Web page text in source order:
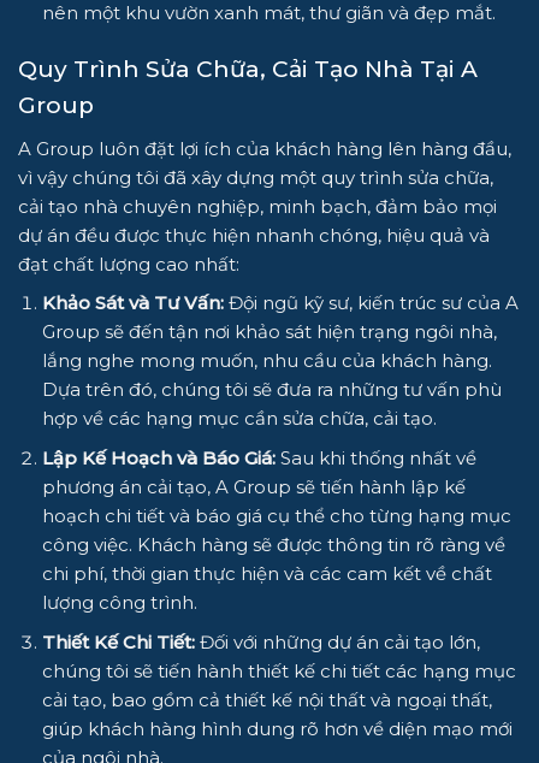
nên một khu vườn xanh mát, thư giãn và đẹp mắt.
Quy Trình Sửa Chữa, Cải Tạo Nhà Tại A
Group
A Group luôn đặt lợi ích của khách hàng lên hàng đầu,
vì vậy chúng tôi đã xây dựng một quy trình sửa chữa,
cải tạo nhà chuyên nghiệp, minh bạch, đảm bảo mọi
dự án đều được thực hiện nhanh chóng, hiệu quả và
đạt chất lượng cao nhất:
Khảo Sát và Tư Vấn:Đội ngũ kỹ sư, kiến trúc sư của A
Group sẽ đến tận nơi khảo sát hiện trạng ngôi nhà,
lắng nghe mong muốn, nhu cầu của khách hàng.
Dựa trên đó, chúng tôi sẽ đưa ra những tư vấn phù
hợp về các hạng mục cần sửa chữa, cải tạo.
Lập Kế Hoạch và Báo Giá:Sau khi thống nhất về
phương án cải tạo, A Group sẽ tiến hành lập kế
hoạch chi tiết và báo giá cụ thể cho từng hạng mục
công việc. Khách hàng sẽ được thông tin rõ ràng về
chi phí, thời gian thực hiện và các cam kết về chất
lượng công trình.
Thiết Kế Chi Tiết:Đối với những dự án cải tạo lớn,
chúng tôi sẽ tiến hành thiết kế chi tiết các hạng mục
cải tạo, bao gồm cả thiết kế nội thấtvà ngoại thất,
giúp khách hàng hình dung rõ hơn về diện mạo mới
của ngôi nhà.